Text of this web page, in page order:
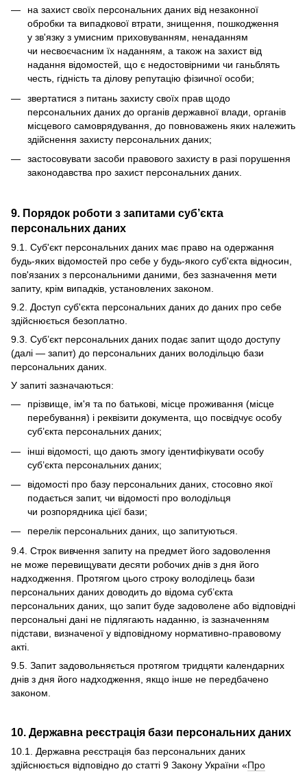
на захист своїх персональних даних від незаконної
обробки та випадкової втрати, знищення, пошкодження
у зв'язку з умисним приховуванням, ненаданням
чи несвоєчасним їх наданням, а також на захист від
надання відомостей, що є недостовірними чи ганьблять
честь, гідність та ділову репутацію фізичної особи;
звертатися з питань захисту своїх прав щодо
персональних даних до органів державної влади, органів
місцевого самоврядування, до повноважень яких належить
здійснення захисту персональних даних;
застосовувати засоби правового захисту в разі порушення
законодавства про захист персональних даних.
9. Порядок роботи з запитами суб’єкта
персональних даних
9.1. Суб'єкт персональних даних має право на одержання
будь-яких відомостей про себе у будь-якого суб'єкта відносин,
пов'язаних з персональними даними, без зазначення мети
запиту, крім випадків, установлених законом.
9.2. Доступ суб'єкта персональних даних до даних про себе
здійснюється безоплатно.
9.3. Суб’єкт персональних даних подає запит щодо доступу
(далі — запит) до персональних даних володільцю бази
персональних даних.
У запиті зазначаються:
прізвище, ім'я та по батькові, місце проживання (місце
перебування) і реквізити документа, що посвідчує особу
суб’єкта персональних даних;
інші відомості, що дають змогу ідентифікувати особу
суб’єкта персональних даних;
відомості про базу персональних даних, стосовно якої
подається запит, чи відомості про володільця
чи розпорядника цієї бази;
перелік персональних даних, що запитуються.
9.4. Строк вивчення запиту на предмет його задоволення
не може перевищувати десяти робочих днів з дня його
надходження. Протягом цього строку володілець бази
персональних даних доводить до відома суб’єкта
персональних даних, що запит буде задоволене або відповідні
персональні дані не підлягають наданню, із зазначенням
підстави, визначеної у відповідному нормативно-правовому
акті.
9.5. Запит задовольняється протягом тридцяти календарних
днів з дня його надходження, якщо інше не передбачено
законом.
10. Державна реєстрація бази персональних даних
10.1. Державна реєстрація баз персональних даних
здійснюється відповідно до статті 9 Закону України «Про